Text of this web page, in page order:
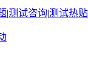
|测试咨询|测试热贴